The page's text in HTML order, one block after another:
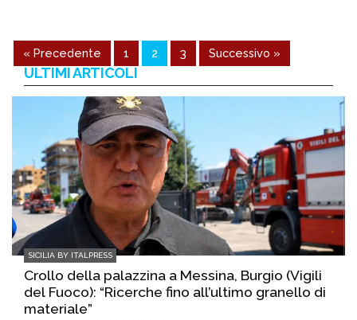
« Precedente 1 2 3 Successivo »
ULTIMI ARTICOLI
SICILIA BY ITALPRESS
Crollo della palazzina a Messina, Burgio (Vigili
del Fuoco): “Ricerche fino all’ultimo granello di
materiale”